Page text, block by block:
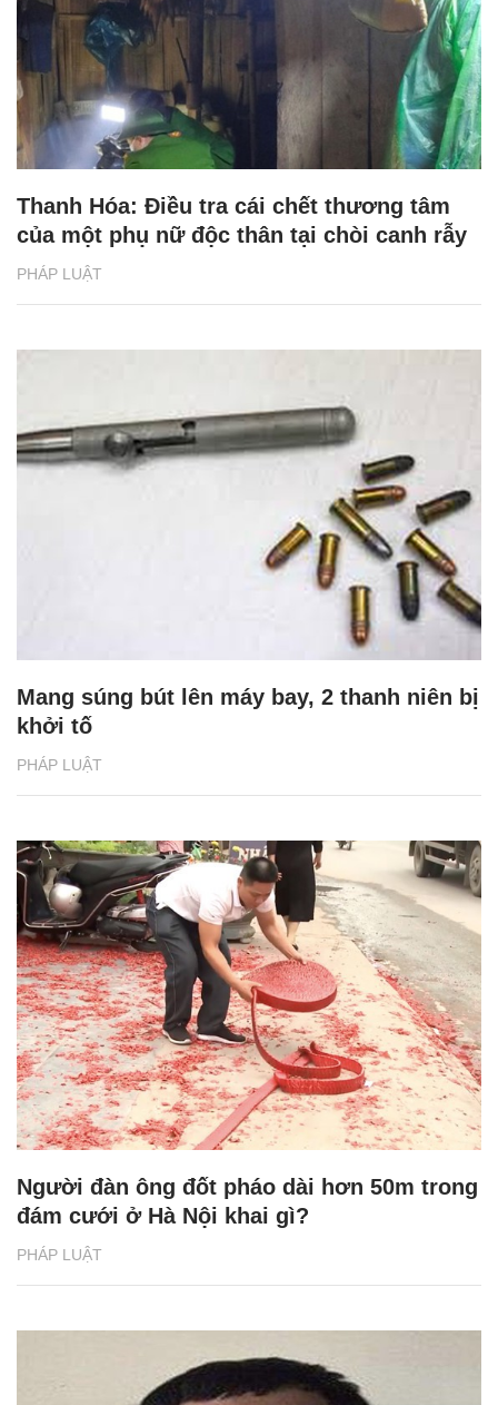
PHÁP LUẬT
Thanh Hóa: Điều tra cái chết thương tâm
của một phụ nữ độc thân tại chòi canh rẫy
PHÁP LUẬT
Mang súng bút lên máy bay, 2 thanh niên bị
khởi tố
PHÁP LUẬT
Người đàn ông đốt pháo dài hơn 50m trong
đám cưới ở Hà Nội khai gì?